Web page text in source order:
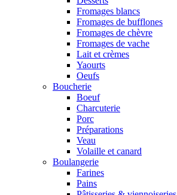
Fromages blancs
Fromages de bufflones
Fromages de chèvre
Fromages de vache
Lait et crèmes
Yaourts
Oeufs
Boucherie
Boeuf
Charcuterie
Porc
Préparations
Veau
Volaille et canard
Boulangerie
Farines
Pains